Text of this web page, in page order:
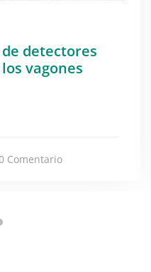
detectores
vagones
Comentario